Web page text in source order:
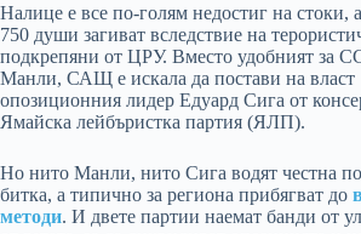
Налице е все по-голям недостиг на стоки,
750 души загиват вследствие на
подкрепяни от ЦРУ. Вместо удобният за
Манли, САЩ е искала да постави на власт
опозиционния лидер Едуард Сига от
Ямайска лейбъристка партия (ЯЛП).
Но нито Манли, нито Сига водят честна
битка, а типично за региона прибягват до
методи. И двете партии наемат банди от